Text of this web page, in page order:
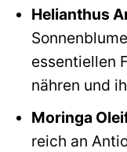
Helianthus
essentiellen
nähren und
Moringa
reich an